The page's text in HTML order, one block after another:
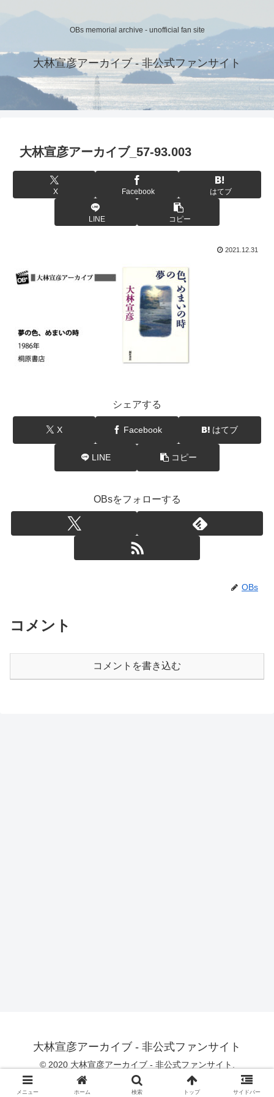
OBs memorial archive - unofficial fan site
大林宣彦アーカイブ - 非公式ファンサイト
大林宣彦アーカイブ_57-93.003
X Facebook はてブ
LINE コピー
2021.12.31
シェアする
X Facebook はてブ
LINE コピー
OBsをフォローする
OBs
コメント
コメントを書き込む
大林宣彦アーカイブ - 非公式ファンサイト
© 2020 大林宣彦アーカイブ - 非公式ファンサイト.
メニュー ホーム 検索 トップ サイドバー